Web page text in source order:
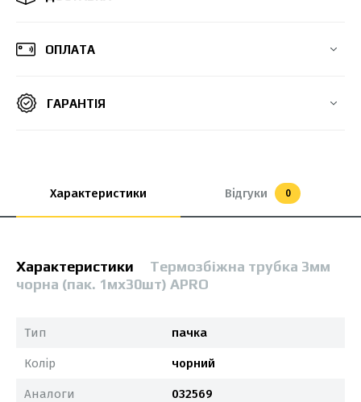
ОПЛАТА
ГАРАНТІЯ
Характеристики Відгуки 0
Характеристики
Термозбіжна трубка 3мм
чорна (пак. 1мx30шт) APRO
Тип пачка
Колір чорний
Аналоги 032569